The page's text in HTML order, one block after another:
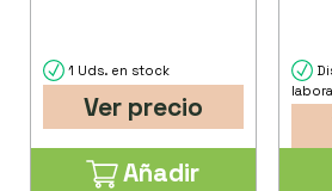
1 Uds. en stock
Ver precio
Añadir